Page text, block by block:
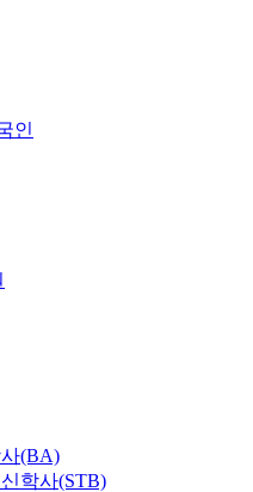
인
(BA)
학사(STB)